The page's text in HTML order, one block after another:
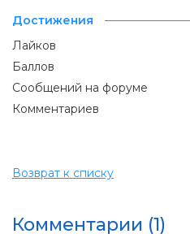
Достижения
Лайков
Баллов
Сообщений на форуме
Комментариев
Возврат к списку
Комментарии (1)